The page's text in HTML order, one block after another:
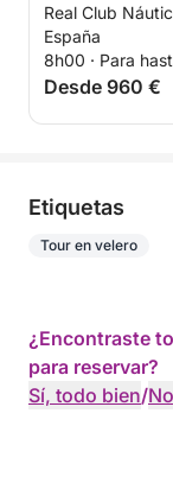
barco privado
Real Club
España
8h00 · Para
Desde 960 €
Etiquetas
Tour en velero
¿Encontraste
para reservar?
Sí, todo bien/